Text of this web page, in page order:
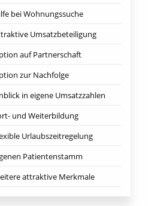
bei Wohnungssuche
Umsatzbeteiligung
auf Partnerschaft
zur Nachfolge
in eigene Umsatzzahlen
und Weiterbildung
Urlaubszeitregelung
Patientenstamm
attraktive Merkmale